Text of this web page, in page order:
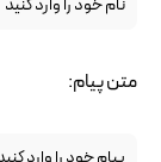
متن پیام: